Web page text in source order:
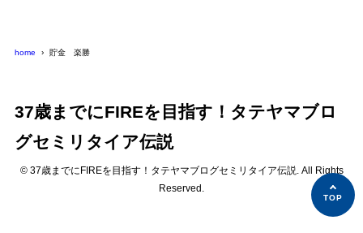
home 貯金 楽勝
37歳までにFIREを目指す！タテヤマブロ
グセミリタイア伝説
© 37歳までにFIREを目指す！タテヤマブログセミリタイア伝説. All Rights
Reserved.